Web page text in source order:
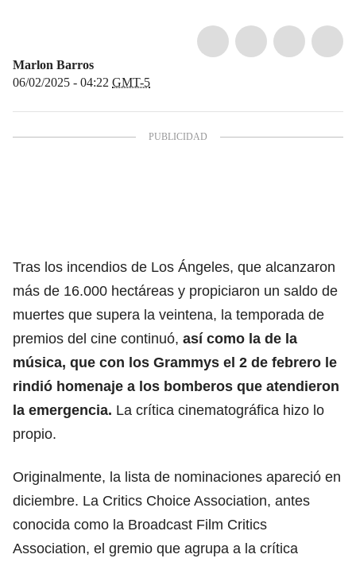
Marlon Barros
06/02/2025 - 04:22 GMT-5
Tras los incendios de Los Ángeles, que alcanzaron
más de 16.000 hectáreas y propiciaron un saldo de
muertes que supera la veintena, la temporada de
premios del cine continuó, así como la de la
música, que con los Grammys el 2 de febrero le
rindió homenaje a los bomberos que atendieron
la emergencia. La crítica cinematográfica hizo lo
propio.
Originalmente, la lista de nominaciones apareció en
diciembre. La Critics Choice Association, antes
conocida como la Broadcast Film Critics
Association, el gremio que agrupa a la crítica